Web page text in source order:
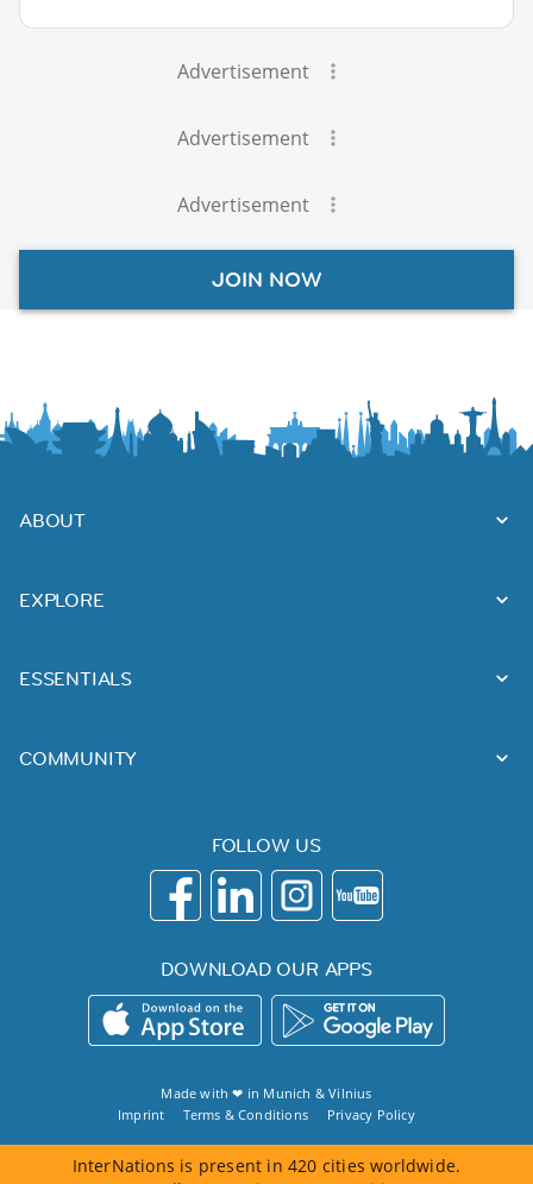
Advertisement
Advertisement
Advertisement
JOIN NOW
ABOUT
EXPLORE
ESSENTIALS
COMMUNITY
FOLLOW US
DOWNLOAD OUR APPS
Made with ❤ in Munich &Vilnius
Imprint
Terms & Conditions Privacy Policy
InterNations is present in 420 cities worldwide.